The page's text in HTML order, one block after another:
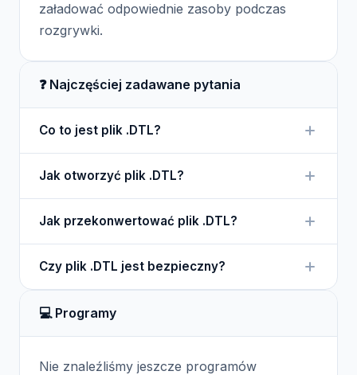
załadować odpowiednie zasoby podczas
rozgrywki.
❓ Najczęściej zadawane pytania
Co to jest plik .DTL?
Sims, przechowujący informacje o elementach
rozgrywki.
Jak otworzyć plik .DTL?
The Sims, więc nie ma potrzeby ich ręcznego
otwierania.
Jak przekonwertować plik .DTL?
wykonywana, ale można używać narzędzi do
modyfikacji gry.
Czy plik .DTL jest bezpieczny?
należy pobierać je z wiarygodnych źródeł.
💻 Programy
Nie znaleźliśmy jeszcze programów